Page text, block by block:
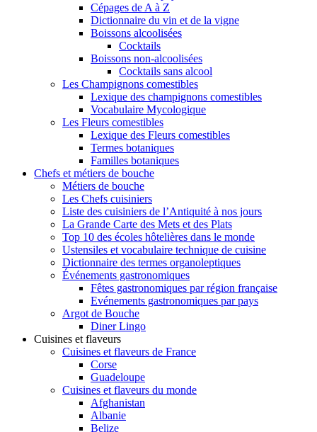
Cépages de A à Z
Dictionnaire du vin et de la vigne
Boissons alcoolisées
Cocktails
Boissons non-alcoolisées
Cocktails sans alcool
Les Champignons comestibles
Lexique des champignons comestibles
Vocabulaire Mycologique
Les Fleurs comestibles
Lexique des Fleurs comestibles
Termes botaniques
Familles botaniques
Chefs et métiers de bouche
Métiers de bouche
Les Chefs cuisiniers
Liste des cuisiniers de l’Antiquité à nos jours
La Grande Carte des Mets et des Plats
Top 10 des écoles hôtelières dans le monde
Ustensiles et vocabulaire technique de cuisine
Dictionnaire des termes organoleptiques
Événements gastronomiques
Fêtes gastronomiques par région française
Evénements gastronomiques par pays
Argot de Bouche
Diner Lingo
Cuisines et flaveurs
Cuisines et flaveurs de France
Corse
Guadeloupe
Cuisines et flaveurs du monde
Afghanistan
Albanie
Belize